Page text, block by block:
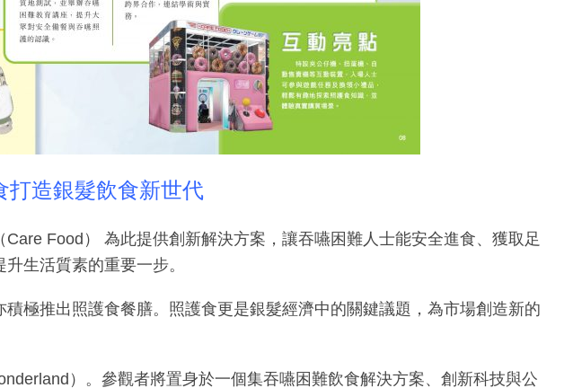
打造銀髮飲食新世代
Food） 為此提供創新解決方案，讓吞嚥困難人士能安全進食、獲取足
生活質素的重要一步。
極推出照護食餐膳。照護食更是銀髮經濟中的關鍵議題，為市場創造新的
）。參觀者將置身於一個集吞嚥困難飲食解決方案、創新科技與公